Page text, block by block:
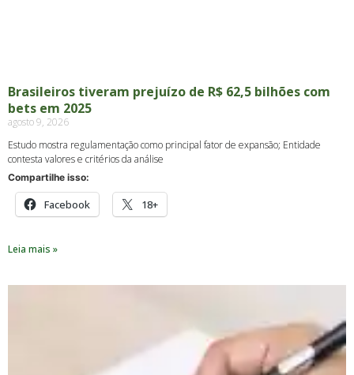
Brasileiros tiveram prejuízo de R$ 62,5 bilhões com
bets em 2025
agosto 9, 2026
Estudo mostra regulamentação como principal fator de expansão; Entidade
contesta valores e critérios da análise
Compartilhe isso:
Facebook 18+
Leia mais »